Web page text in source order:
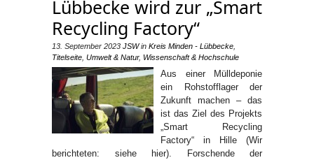
Lübbecke wird zur „Smart
Recycling Factory“
13. September 2023 JSWin Kreis Minden - Lübbecke
Titelseite Umwelt & Natur, Wissenschaft & Hochschule
Aus einer Mülldeponie
ein Rohstofflager der
Zukunft machen – das
ist das Ziel des Projekts
„Smart Recycling
Factory“ in Hille (Wir
berichteten: siehe hier). Forschende der